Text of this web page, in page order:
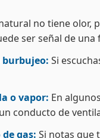
no tiene olor,
ser señal de una
burbujeo: Si
o vapor: En
conducto de
gas: Si notas que